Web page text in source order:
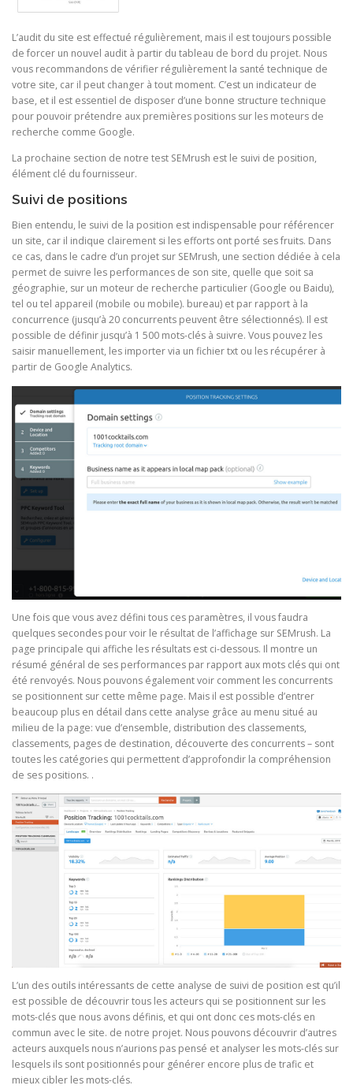
L’audit du site est effectué régulièrement, mais il est toujours possible
de forcer un nouvel audit à partir du tableau de bord du projet. Nous
vous recommandons de vérifier régulièrement la santé technique de
votre site, car il peut changer à tout moment. C’est un indicateur de
base, et il est essentiel de disposer d’une bonne structure technique
pour pouvoir prétendre aux premières positions sur les moteurs de
recherche comme Google.
La prochaine section de notre test SEMrush est le suivi de position,
élément clé du fournisseur.
Suivi de positions
Bien entendu, le suivi de la position est indispensable pour référencer
un site, car il indique clairement si les efforts ont porté ses fruits. Dans
ce cas, dans le cadre d’un projet sur SEMrush, une section dédiée à cela
permet de suivre les performances de son site, quelle que soit sa
géographie, sur un moteur de recherche particulier (Google ou Baidu),
tel ou tel appareil (mobile ou mobile). bureau) et par rapport à la
concurrence (jusqu’à 20 concurrents peuvent être sélectionnés). Il est
possible de définir jusqu’à 1 500 mots-clés à suivre. Vous pouvez les
saisir manuellement, les importer via un fichier txt ou les récupérer à
partir de Google Analytics.
Une fois que vous avez défini tous ces paramètres, il vous faudra
quelques secondes pour voir le résultat de l’affichage sur SEMrush. La
page principale qui affiche les résultats est ci-dessous. Il montre un
résumé général de ses performances par rapport aux mots clés qui ont
été renvoyés. Nous pouvons également voir comment les concurrents
se positionnent sur cette même page. Mais il est possible d’entrer
beaucoup plus en détail dans cette analyse grâce au menu situé au
milieu de la page: vue d’ensemble, distribution des classements,
classements, pages de destination, découverte des concurrents – sont
toutes les catégories qui permettent d’approfondir la compréhension
de ses positions. .
L’un des outils intéressants de cette analyse de suivi de position est qu’il
est possible de découvrir tous les acteurs qui se positionnent sur les
mots-clés que nous avons définis, et qui ont donc ces mots-clés en
commun avec le site. de notre projet. Nous pouvons découvrir d’autres
acteurs auxquels nous n’aurions pas pensé et analyser les mots-clés sur
lesquels ils sont positionnés pour générer encore plus de trafic et
mieux cibler les mots-clés.